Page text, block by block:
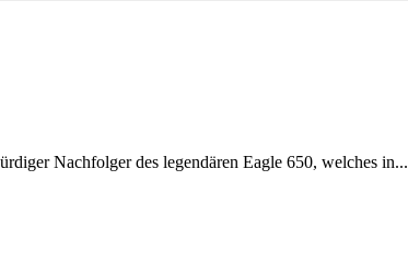
Nachfolger des legendären Eagle 650, welches in...